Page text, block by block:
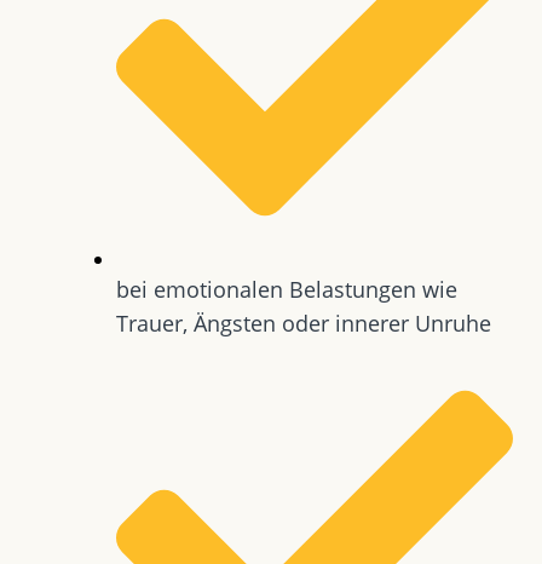
bei emotionalen Belastungen wie
Trauer, Ängsten oder innerer Unruhe